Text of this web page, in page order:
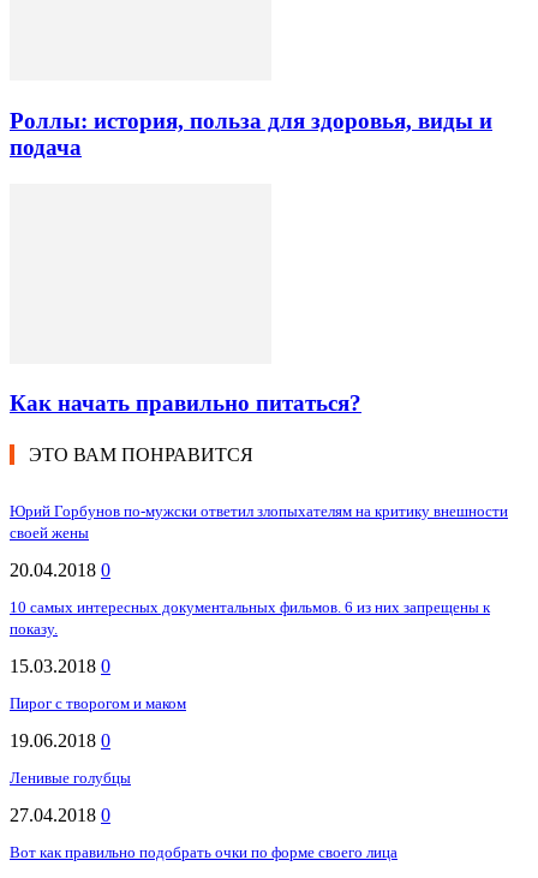
Роллы: история, польза для здоровья, виды и
подача
Как начать правильно питаться?
ЭТО ВАМ ПОНРАВИТСЯ
Юрий Горбунов по-мужски ответил злопыхателям на критику внешности
своей жены
20.04.2018 0
10 самых интересных документальных фильмов. 6 из них запрещены к
показу.
15.03.2018 0
Пирог с творогом и маком
19.06.2018 0
Ленивые голубцы
27.04.2018 0
Вот как правильно подобрать очки по форме своего лица